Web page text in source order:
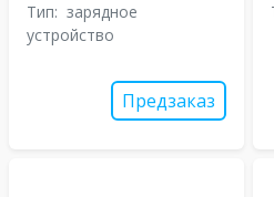
Тип: зарядное
устройство
Предзаказ